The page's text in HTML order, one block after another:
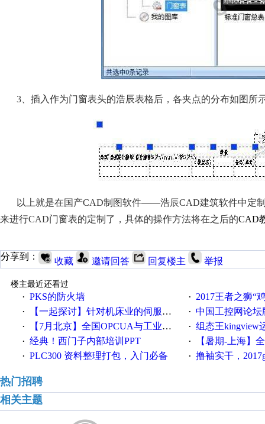
3、插入作为门窗表头的浩辰表格后，各夹点的分布如图所
以上就是在国产CAD制图软件——浩辰CAD建筑软件中定
来进行CAD门窗表的定制了，具体的操作方法将在之后的CAD
分享到： 收藏 邀请回答 回复楼主 举报
楼主最近还看过
· PKS的防火墙 · 2017王者之狮“鸡”情签到
· 【一起探讨】针对机床业的伺服系统发展，您的期望是什么？ · 中国工控网论坛版
· 【7月北京】全国OPCUA与工业互联技术培训班通知！ · 组态王kingview
· 经典！西门子内部培训PPT · 【暑期-上海】全国工业
· PLC300 资料整理打包，入门必备 · 撸袖实干，2017gongkong®第
热门招聘
相关主题